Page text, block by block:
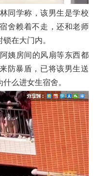
同学称，该男生是学校
舍赖着不走，还和老师
在大门内。
姨房间的风扇等东西都
防暴盾，已将该男生送
么进女生宿舍。